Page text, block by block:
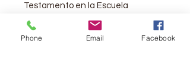
Testamento en la Escuela
Evangélica de Divinidades Trinity, y
es el autor del libro sobre Lucas en
Phone Email Facebook